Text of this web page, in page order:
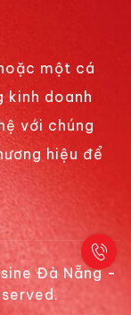
một cá
kinh doanh
với chúng
hiệu để
Đà Nẵng -